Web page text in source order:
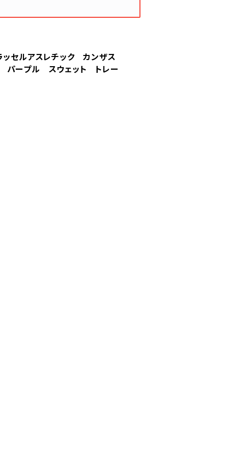
セルアスレチック カンザス
ープル スウェット トレー